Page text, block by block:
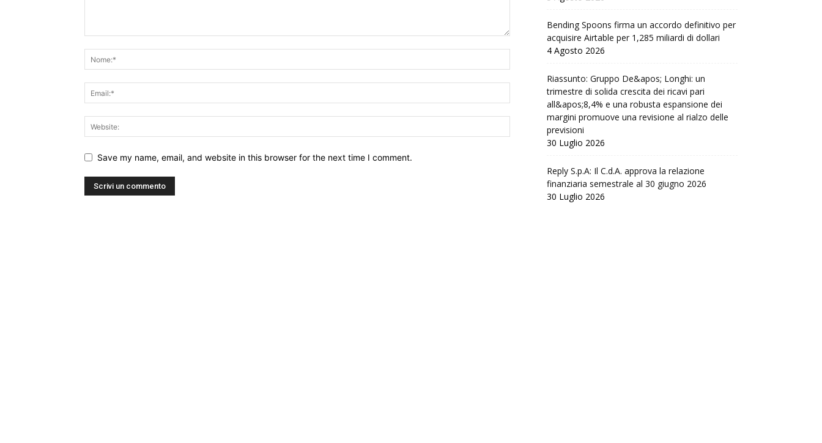
Save my name, email, and website in this browser for the next time I comment.
Bending Spoons firma un accordo definitivo per
acquisire Airtable per 1,285 miliardi di dollari
4 Agosto 2026
Riassunto: Gruppo De&apos; Longhi: un
trimestre di solida crescita dei ricavi pari
all&apos;8,4% e una robusta espansione dei
margini promuove una revisione al rialzo delle
previsioni
30 Luglio 2026
Reply S.p.A: Il C.d.A. approva la relazione
finanziaria semestrale al 30 giugno 2026
30 Luglio 2026